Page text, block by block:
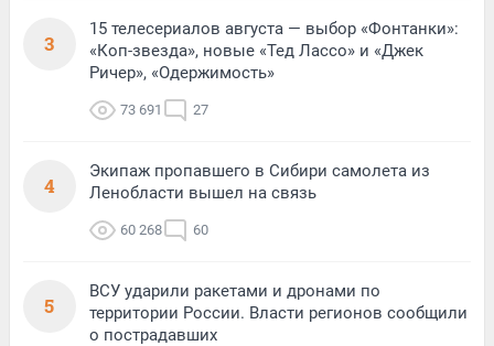
3
15 телесериалов августа — выбор «Фонтанки»:
«Коп-звезда», новые «Тед Лассо» и «Джек
Ричер», «Одержимость»
73 691 27
4
Экипаж пропавшего в Сибири самолета из
Ленобласти вышел на связь
60 268 60
5
ВСУ ударили ракетами и дронами по
территории России. Власти регионов сообщили
о пострадавших